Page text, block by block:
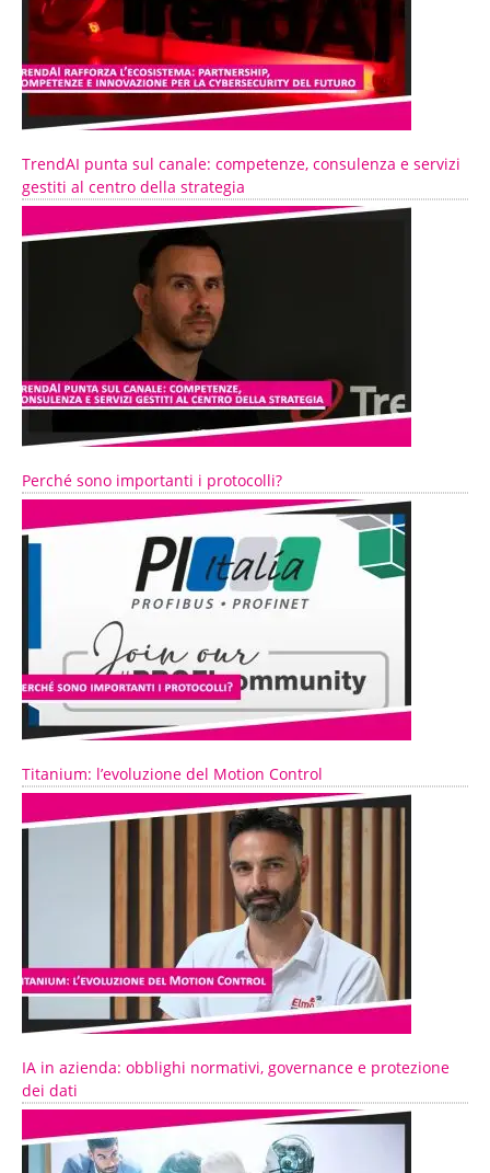
TrendAI punta sul canale: competenze, consulenza e servizi
gestiti al centro della strategia
Perché sono importanti i protocolli?
Titanium: l’evoluzione del Motion Control
IA in azienda: obblighi normativi, governance e protezione
dei dati